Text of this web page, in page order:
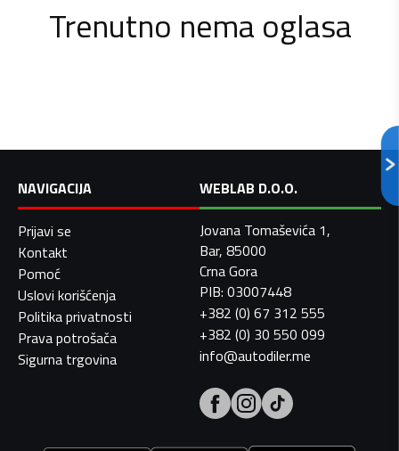
Trenutno nema oglasa
NAVIGACIJA
Prijavi se
Kontakt
Pomoć
Uslovi korišćenja
Politika privatnosti
Prava potrošača
Sigurna trgovina
WEBLAB D.O.O.
Jovana Tomaševića 1,
Bar, 85000
Crna Gora
PIB: 03007448
+382 (0) 67 312 555
+382 (0) 30 550 099
info@autodiler.me